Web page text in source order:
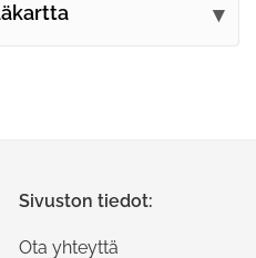
Sivuston tiedot:
Ota yhteyttä